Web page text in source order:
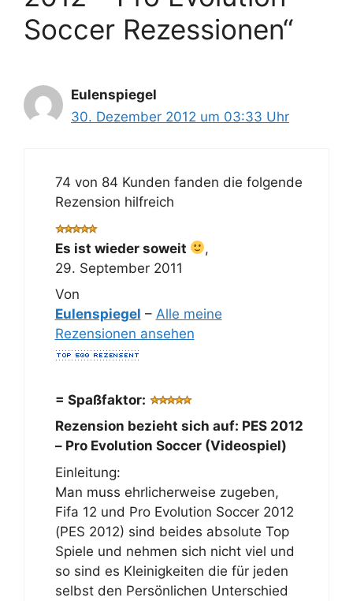
Soccer Rezessionen“
Eulenspiegel
30. Dezember 2012 um 03:33 Uhr
74 von 84 Kunden fanden die folgende
Rezension hilfreich
Es ist wieder soweit
,
29. September 2011
Von
Eulenspiegel – Alle meine
Rezensionen ansehen
= Spaßfaktor:
Rezension bezieht sich auf: PES 2012
– Pro Evolution Soccer (Videospiel)
Einleitung:
Man muss ehrlicherweise zugeben,
Fifa 12 und Pro Evolution Soccer 2012
(PES 2012) sind beides absolute Top
Spiele und nehmen sich nicht viel und
so sind es Kleinigkeiten die für jeden
selbst den Persönlichen Unterschied